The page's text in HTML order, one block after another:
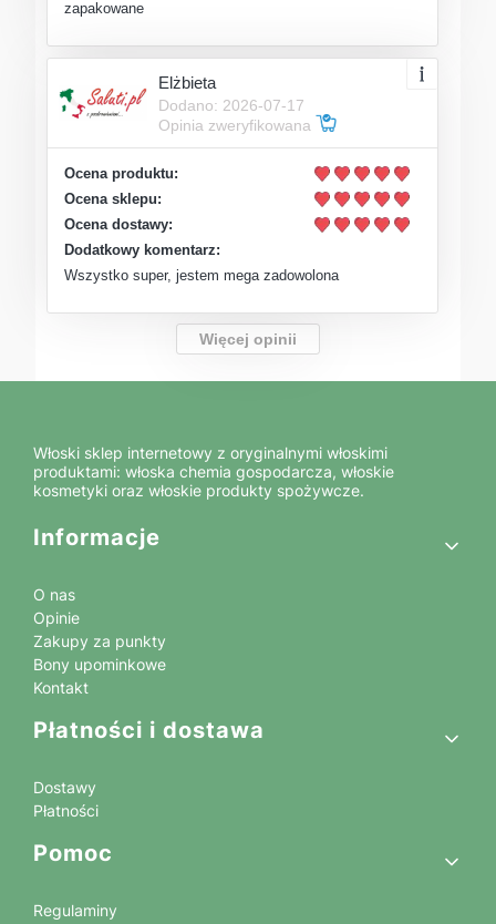
zapakowane
Elżbieta
Dodano: 2026-07-17
Opinia zweryfikowana
Ocena produktu:
Ocena sklepu:
Ocena dostawy:
Dodatkowy komentarz:
Wszystko super, jestem mega zadowolona
Więcej opinii
Włoski sklep internetowy z oryginalnymi włoskimi
produktami: włoska chemia gospodarcza, włoskie
kosmetyki oraz włoskie produkty spożywcze.
Linki w stopce
Informacje
O nas
Opinie
Zakupy za punkty
Bony upominkowe
Kontakt
Płatności i dostawa
Dostawy
Płatności
Pomoc
Regulaminy